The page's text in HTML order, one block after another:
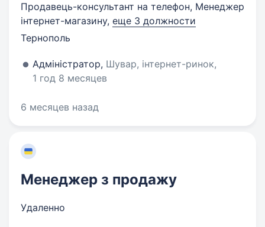
Продавець-консультант на телефон, Менеджер
інтернет-магазину, еще 3 должности
Тернополь
Адміністратор, Шувар, інтернет-ринок,
1 год 8 месяцев
6 месяцев назад
Менеджер з продажу
Удаленно